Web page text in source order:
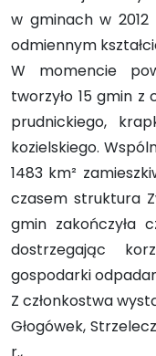
w gminach w 2012
odmiennym
W momencie
tworzyło 15 gmin
prudnickiego,
kozielskiego.
1483 km²
czasem struktura
gmin zakończyła
dostrzegając
gospodarki
Z członkostwa
Głogówek,